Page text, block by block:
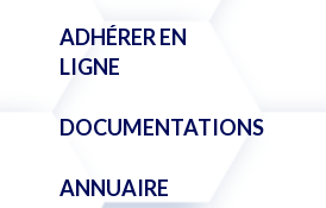
ADHÉRER EN
LIGNE
DOCUMENTATIONS
ANNUAIRE